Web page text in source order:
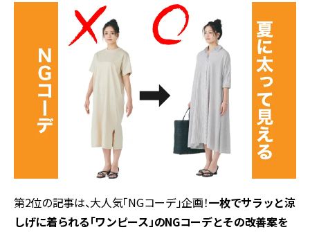
第2位の記事は、大人気「NGコーデ」企画！一枚でサラッと涼
しげに着られる「ワンピース」のNGコーデとその改善案を